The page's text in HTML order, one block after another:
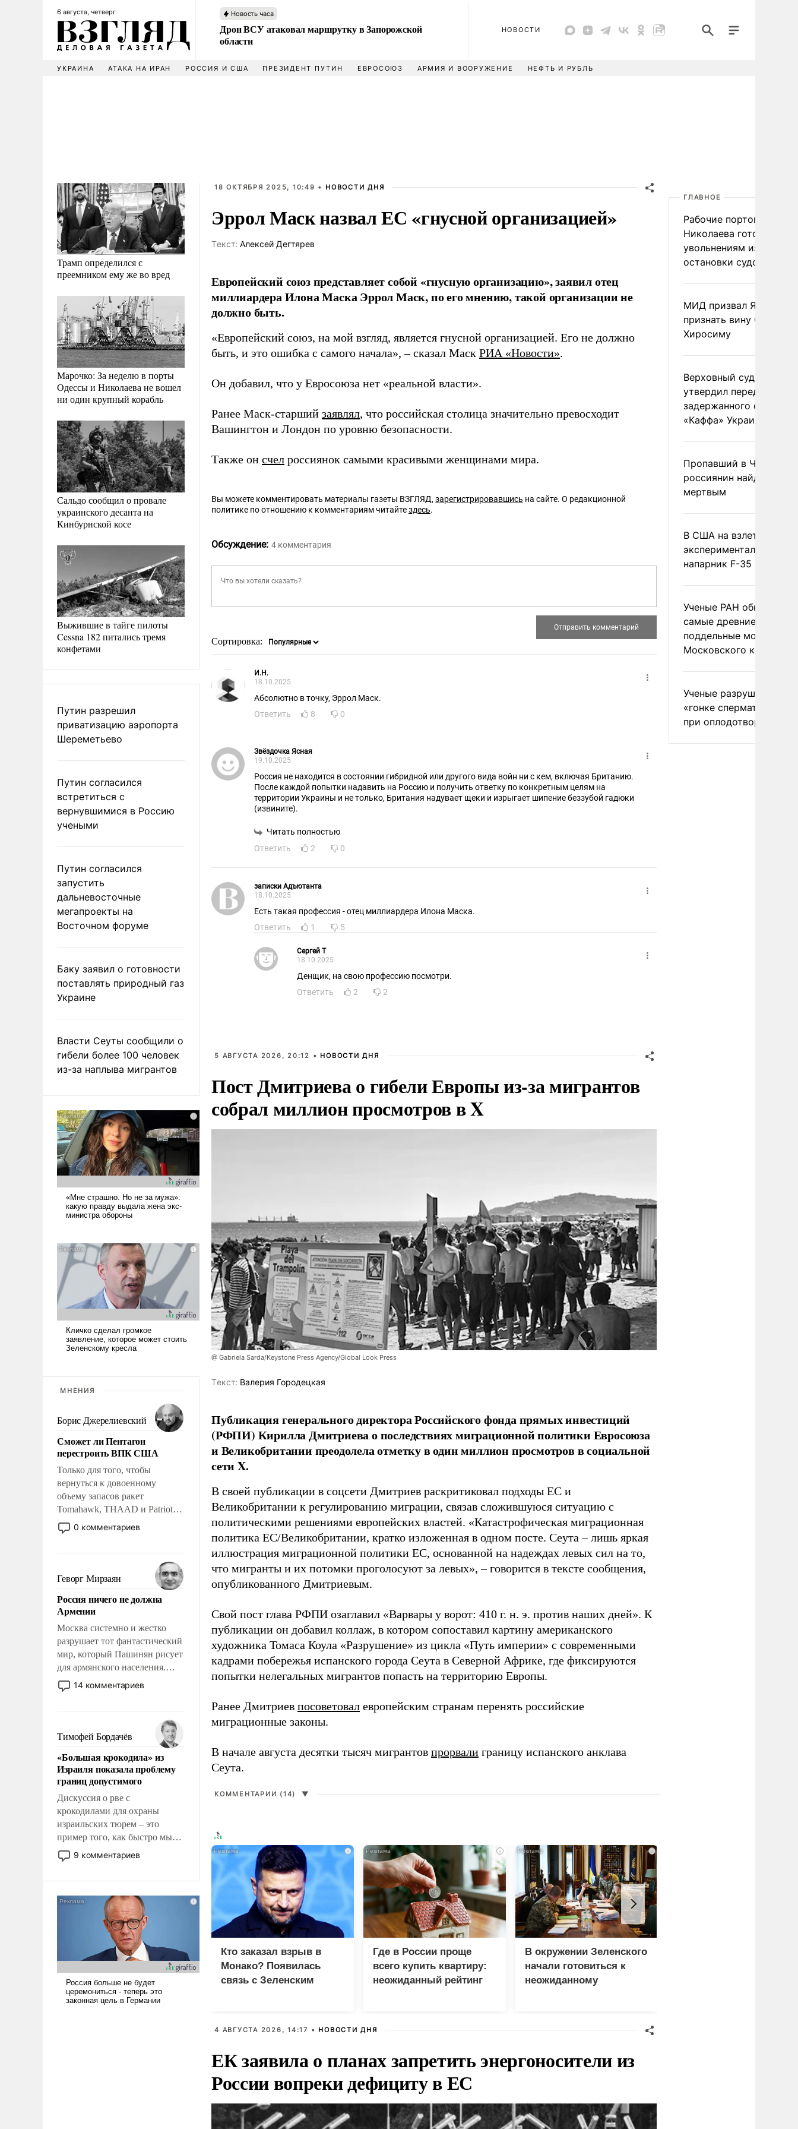
6 августа, четверг Новость часа
Дрон ВСУ атаковал маршрутку в Запорожской
области
НОВОСТИ
УКРАИНА АТАКА НА ИРАН РОССИЯ И США ПРЕЗИДЕНТ ПУТИН ЕВРОСОЮЗ АРМИЯ И ВООРУЖЕНИЕ НЕФТЬ И РУБЛЬ
Трамп определился с
преемником ему же во вред
Марочко: За неделю в порты
Одессы и Николаева не вошел
ни один крупный корабль
Сальдо сообщил о провале
украинского десанта на
Кинбурнской косе
Выжившие в тайге пилоты
Cessna 182 питались тремя
конфетами
Путин разрешил
приватизацию аэропорта
Шереметьево
Путин согласился
встретиться с
вернувшимися в Россию
учеными
Путин согласился
запустить
дальневосточные
мегапроекты на
Восточном форуме
Баку заявил о готовности
поставлять природный газ
Украине
Власти Сеуты сообщили о
гибели более 100 человек
из-за наплыва мигрантов
МНЕНИЯ
Борис Джерелиевский
Сможет ли Пентагон
перестроить ВПК США
Только для того, чтобы
вернуться к довоенному
объему запасов ракет
Tomahawk, THAAD и Patriot
США потребуется более трех
лет. Даже небольшая война с
Сложившаяся ситуация
означает многолетний период
уязвимости США, например,
перед Китаем.
0 комментариев
Геворг Мирзаян
Россия ничего не должна
Армении
Москва системно и жестко
разрушает тот фантастический
мир, который Пашинян рисует
для армянского населения.
Мир, где этому населению все
должны просто по
политические прожекты будут
беспрекословно оплачиваться
за счет российских
налогоплательщиков и где за
свои поступки не нужно
отвечать.
14 комментариев
Тимофей Бордачёв
«Большая крокодила» из
Израиля показала проблему
границ допустимого
Дискуссия о рве с
крокодилами для охраны
израильских тюрем – это
пример того, как быстро мы
двигаемся по пути
революционных изменений.
псевдонаучной фантастики,
стало всерьез обсуждаемой
9 комментариев
18 ОКТЯБРЯ 2025, 10:49 • НОВОСТИ ДНЯ
Эррол Маск назвал ЕС «гнусной организацией»
Tекст: Алексей Дегтярев
Европейский союз представляет собой «гнусную организацию», заявил отец
миллиардера Илона Маска Эррол Маск, по его мнению, такой организации не
должно быть.
«Европейский союз, на мой взгляд, является гнусной организацией. Его не должно
быть, и это ошибка с самого начала», – сказал Маск РИА «Новости».
Он добавил, что у Евросоюза нет «реальной власти».
Ранее Маск-старший заявлял, что российская столица значительно превосходит
Вашингтон и Лондон по уровню безопасности.
Также он счел россиянок самыми красивыми женщинами мира.
Вы можете комментировать материалы газеты ВЗГЛЯД, зарегистрировавшись на сайте. О редакционной
политике по отношению к комментариям читайтездесь.
Обсуждение: 4 комментария
Сортировка:
И.Н.
18.10.2025
Абсолютно в точку, Эррол Маск.
Ответить
8 0
Звёздочка Ясная
19.10.2025
Россия не находится в состоянии гибридной или другого вида войн ни с кем, включая Британию.
После каждой попытки надавить на Россию и получить ответку по конкретным целям на
территории Украины и не только, Британия надувает щеки и изрыгает шипение беззубой гадюки
(извините).
Читать полностью
Ответить
2 0
записки Адъютанта
18.10.2025
Есть такая профессия - отец миллиардера Илона Маска.
Ответить
1 5
Сергей Т
18.10.2025
Денщик, на свою профессию посмотри.
Ответить
2 2
5 АВГУСТА 2026, 20:12 • НОВОСТИ ДНЯ
Пост Дмитриева о гибели Европы из-за мигрантов
собрал миллион просмотров в X
@ Gabriela Sarda/Keystone Press Agency/Global Look Press
Tекст: Валерия Городецкая
Публикация генерального директора Российского фонда прямых инвестиций
(РФПИ) Кирилла Дмитриева о последствиях миграционной политики Евросоюза
и Великобритании преодолела отметку в один миллион просмотров в социальной
сети X.
В своей публикации в соцсети Дмитриев раскритиковал подходы ЕС и
Великобритании к регулированию миграции, связав сложившуюся ситуацию с
политическими решениями европейских властей. «Катастрофическая миграционная
политика ЕС/Великобритании, кратко изложенная в одном посте. Сеута – лишь яркая
иллюстрация миграционной политики ЕС, основанной на надеждах левых сил на то,
что мигранты и их потомки проголосуют за левых», – говорится в тексте сообщения,
опубликованного Дмитриевым.
Свой пост глава РФПИ озаглавил «Варвары у ворот: 410 г. н. э. против наших дней». К
публикации он добавил коллаж, в котором сопоставил картину американского
художника Томаса Коула «Разрушение» из цикла «Путь империи» с современными
кадрами побережья испанского города Сеута в Северной Африке, где фиксируются
попытки нелегальных мигрантов попасть на территорию Европы.
Ранее Дмитриев посоветовал европейским странам перенять российские
миграционные законы.
В начале августа десятки тысяч мигрантов прорвали границу испанского анклава
Сеута.
КОММЕНТАРИИ (14) ▼
i
Кто заказал взрыв в
Монако? Появилась
связь с Зеленским
i
Где в России проще
всего купить квартиру:
неожиданный рейтинг
i
В окружении Зеленского
начали готовиться к
неожиданному
4 АВГУСТА 2026, 14:17 • НОВОСТИ ДНЯ
ЕК заявила о планах запретить энергоносители из
России вопреки дефициту в ЕС
ГЛАВНОЕ
Рабочие портов
Николаева готовятся к
увольнениям из-за
остановки судоходства
МИД призвал Японию
признать вину США за
Хиросиму
Верховный суд Швеции
утвердил передачу
задержанного
«Каффа» Украине
Пропавший в
россиянин найден
мертвым
В США на взлете
экспериментальный
напарник F-35
Ученые РАН
самые древние
поддельные монеты
Московского
Ученые разрушили миф
«гонке
при оплодотворении